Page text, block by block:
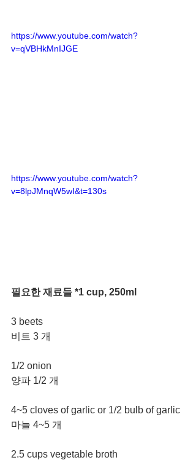
https://www.youtube.com/watch?
v=qVBHkMnIJGE
https://www.youtube.com/watch?
v=8lpJMnqW5wI&t=130s
필요한 재료들 *1 cup, 250ml
3 beets
비트 3 개
1/2 onion
양파 1/2 개
4~5 cloves of garlic or 1/2 bulb of garlic
마늘 4~5 개
2.5 cups vegetable broth